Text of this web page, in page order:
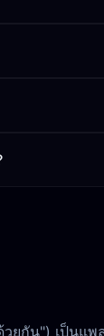
ยกัน") เป็นแ